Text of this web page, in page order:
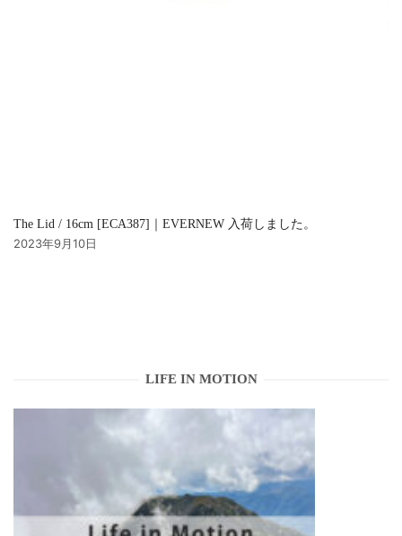
The Lid / 16cm [ECA387]｜EVERNEW 入荷しました。
2023年9月10日
LIFE IN MOTION